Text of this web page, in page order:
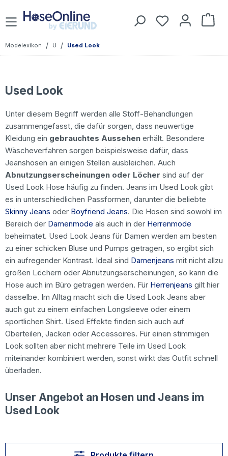
Zum Hauptinhalt springen Du hast 0
Modelexikon / U / Used Look
Used Look
Unter diesem Begriff werden alle Stoff-Behandlungen
zusammengefasst, die dafür sorgen, dass neuwertige
Kleidung ein gebrauchtes Aussehen erhält. Besondere
Wäscheverfahren sorgen beispielsweise dafür, dass
Jeanshosen an einigen Stellen ausbleichen. Auch
Abnutzungserscheinungen oder Löcher sind auf der
Used Look Hose häufig zu finden. Jeans im Used Look gibt
es in unterschiedlichen Passformen, darunter die beliebte
Skinny Jeans oder Boyfriend Jeans. Die Hosen sind sowohl im
Bereich der Damenmode als auch in der Herrenmode
beheimatet. Used Look Jeans für Damen werden am besten
zu einer schicken Bluse und Pumps getragen, so ergibt sich
ein aufregender Kontrast. Ideal sind Damenjeans mit nicht allzu
großen Löchern oder Abnutzungserscheinungen, so kann die
Hose auch im Büro getragen werden. Für Herrenjeans gilt hier
dasselbe. Im Alltag macht sich die Used Look Jeans aber
auch gut zu einem einfachen Longsleeve oder einem
sportlichen Shirt. Used Effekte finden sich auch auf
Oberteilen, Jacken oder Accessoires. Für einen stimmigen
Look sollten aber nicht mehrere Teile im Used Look
miteinander kombiniert werden, sonst wirkt das Outfit schnell
überladen.
Unser Angebot an Hosen und Jeans im
Used Look